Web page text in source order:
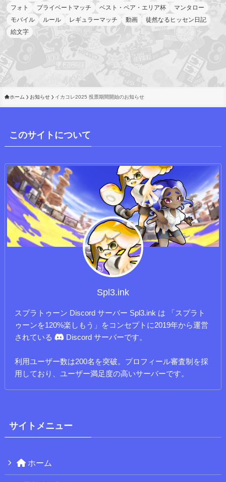
フォト
プライベートマッチ ベスト・ペア・エリア杯
マンタロー
モバイル
ルール レギュラーマッチ 動画
徒然なるヒッセン日記
絵文字
ホーム お知らせ イカコレ2025 投票期間開始のお知らせ
このサイトについて
Spl3.ink
スプラトゥーン Discord サーバー Spl3.ink は 「スプラト
ゥーンを120%楽しもう」をコンセプトに2019年から運営
されている
Discord サーバーです。
利用ユーザー数は200名を突破。プロフィール審査制を採
用しており、ユーザー満足度の高いサーバーです。
サイトメニュー
ホーム